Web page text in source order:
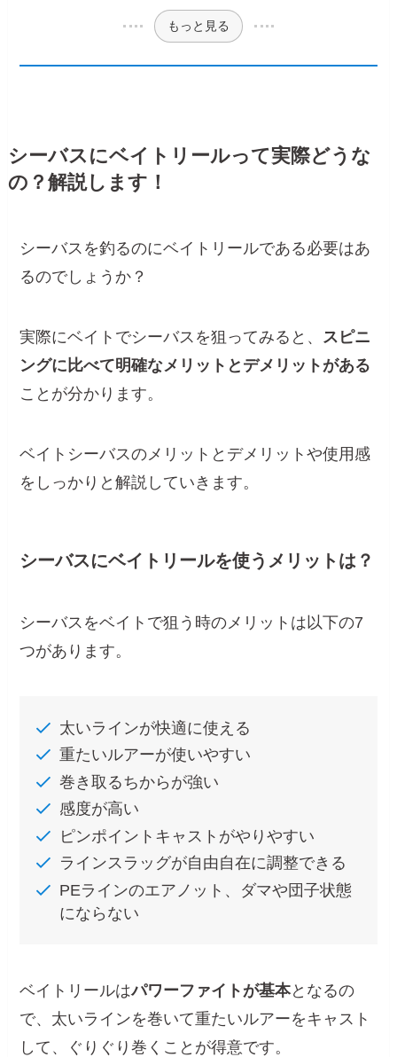
もっと見る
シーバスにベイトリールって実際どうな
の？解説します！
シーバスを釣るのにベイトリールである必要はあ
るのでしょうか？
実際にベイトでシーバスを狙ってみると、 スピニ
ングに比べて明確なメリットとデメリットがある
ことが分かります。
ベイトシーバスのメリットとデメリットや使用感
をしっかりと解説していきます。
シーバスにベイトリールを使うメリットは？
シーバスをベイトで狙う時のメリットは以下の7
つがあります。
太いラインが快適に使える
重たいルアーが使いやすい
巻き取るちからが強い
感度が高い
ピンポイントキャストがやりやすい
ラインスラッグが自由自在に調整できる
PEラインのエアノット、ダマや団子状態
にならない
ベイトリールはパワーファイトが基本となるの
で、太いラインを巻いて重たいルアーをキャスト
して、ぐりぐり巻くことが得意です。